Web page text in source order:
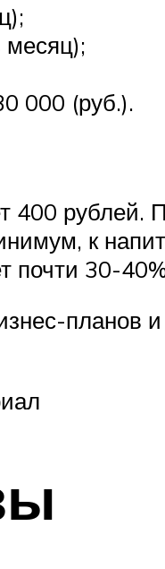
000 (руб.).
рублей.
к
почти 30-
планов